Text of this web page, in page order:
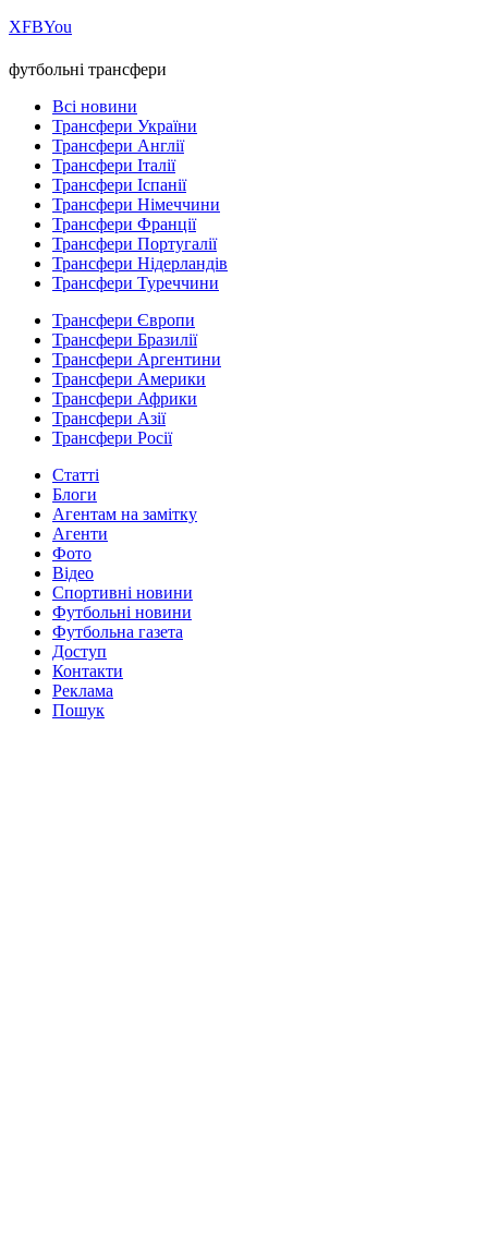
ХFBYou
футбольні трансфери
Всі новини
Трансфери України
Трансфери Англії
Трансфери Італії
Трансфери Іспанії
Трансфери Німеччини
Трансфери Франції
Трансфери Португалії
Трансфери Нідерландів
Трансфери Туреччини
Трансфери Європи
Трансфери Бразилії
Трансфери Аргентини
Трансфери Америки
Трансфери Африки
Трансфери Азії
Трансфери Росії
Статті
Блоги
Агентам на замітку
Агенти
Фото
Відео
Спортивні новини
Футбольні новини
Футбольна газета
Доступ
Контакти
Реклама
Пошук